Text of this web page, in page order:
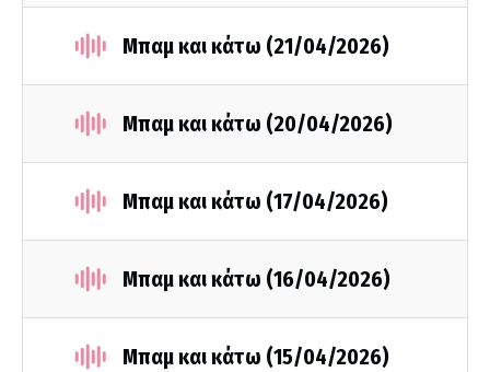
Μπαμ και κάτω (21/04/2026)
Μπαμ και κάτω (20/04/2026)
Μπαμ και κάτω (17/04/2026)
Μπαμ και κάτω (16/04/2026)
Μπαμ και κάτω (15/04/2026)